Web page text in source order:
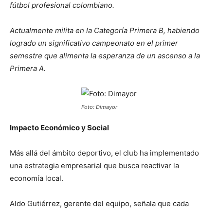
fútbol profesional colombiano.
Actualmente milita en la Categoría Primera B, habiendo
logrado un significativo campeonato en el primer
semestre que alimenta la esperanza de un ascenso a la
Primera A.
Foto: Dimayor
Impacto Económico y Social
Más allá del ámbito deportivo, el club ha implementado
una estrategia empresarial que busca reactivar la
economía local.
Aldo Gutiérrez, gerente del equipo, señala que cada